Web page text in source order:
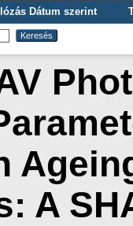
Dátum szerint
A